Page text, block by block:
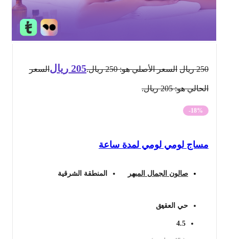
ريال السعر الأصلي هو: 250 ريال. 205 ريالالسعر
الحالي هو: 205 ريال.
-18%
مساج لومي لومي لمدة ساعة
صالون الجمال المبهر المنطقة الشرقية
حي العقيق
4.5